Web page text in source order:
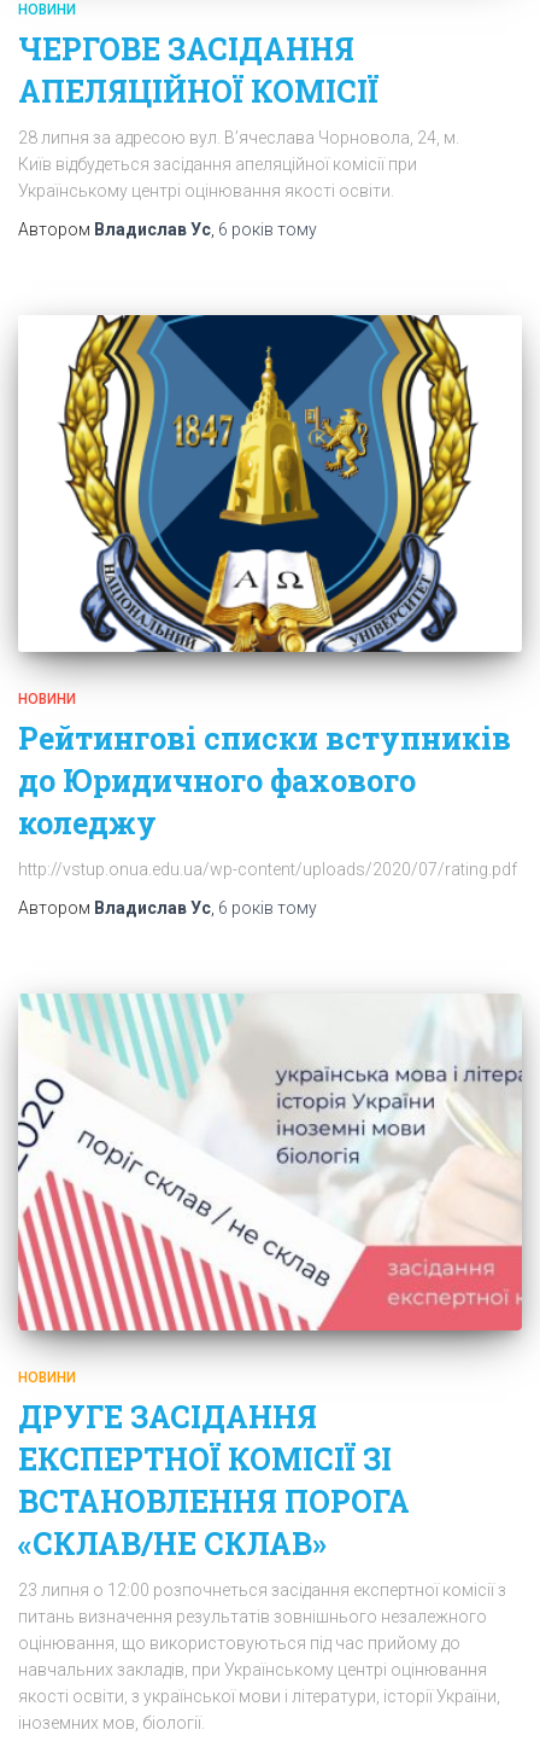
НОВИНИ
ЧЕРГОВЕ ЗАСІДАННЯ
АПЕЛЯЦІЙНОЇ КОМІСІЇ
28 липня за адресою вул. В’ячеслава Чорновола, 24, м.
Київ відбудеться засідання апеляційної комісії при
Українському центрі оцінювання якості освіти.
Автором Владислав Ус, 6 років тому
НОВИНИ
Рейтингові списки вступників
до Юридичного фахового
коледжу
http://vstup.onua.edu.ua/wp-content/uploads/2020/07/rating.pdf
Автором Владислав Ус 6 років тому
НОВИНИ
ДРУГЕ ЗАСІДАННЯ
ЕКСПЕРТНОЇ КОМІСІЇ ЗІ
ВСТАНОВЛЕННЯ ПОРОГА
«СКЛАВ/НЕ СКЛАВ»
23 липня о 12:00 розпочнеться засідання експертної комісії з
питань визначення результатів зовнішнього незалежного
оцінювання, що використовуються під час прийому до
навчальних закладів, при Українському центрі оцінювання
якості освіти, з української мови і літератури, історії України,
іноземних мов, біології.